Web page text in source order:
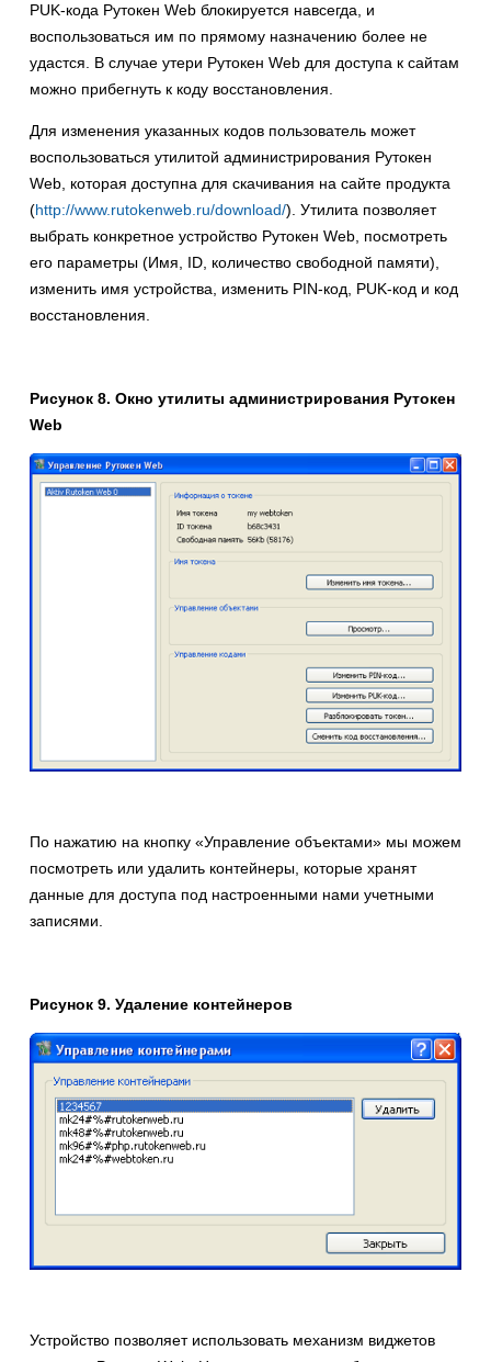
PUK-кода Рутокен Web блокируется навсегда, и
воспользоваться им по прямому назначению более не
удастся. В случае утери Рутокен Web для доступа к сайтам
можно прибегнуть к коду восстановления.
Для изменения указанных кодов пользователь может
воспользоваться утилитой администрирования Рутокен
Web, которая доступна для скачивания на сайте продукта
(http://www.rutokenweb.ru/download/). Утилита позволяет
выбрать конкретное устройство Рутокен Web, посмотреть
его параметры (Имя, ID, количество свободной памяти),
изменить имя устройства, изменить PIN-код, PUK-код и код
восстановления.
Рисунок 8. Окно утилиты администрирования Рутокен
Web
По нажатию на кнопку «Управление объектами» мы можем
посмотреть или удалить контейнеры, которые хранят
данные для доступа под настроенными нами учетными
записями.
Рисунок 9. Удаление контейнеров
Устройство позволяет использовать механизм виджетов